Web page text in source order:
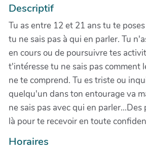
Descriptif
Tu as entre 12 et 21 ans tu te
tu ne sais pas à qui en parler. Tu
en cours ou de poursuivre tes
t'intéresse tu ne sais pas comment
ne te comprend. Tu es triste ou
quelqu'un dans ton entourage va
ne sais pas avec qui en
là pour te recevoir en toute
Horaires